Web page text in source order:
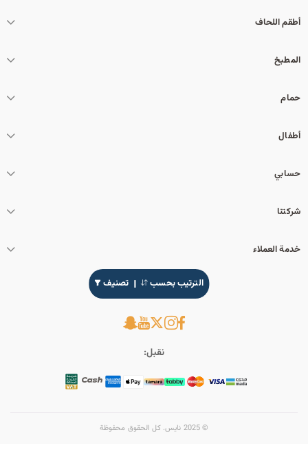
الترتيب بحسب تصنيف
أطقم اللحاف
المطبخ
حمام
أطفال
حسابي
شركتنا
خدمة العملاء
نقبل:
© 2025 نايس. كل الحقوق محفوظة